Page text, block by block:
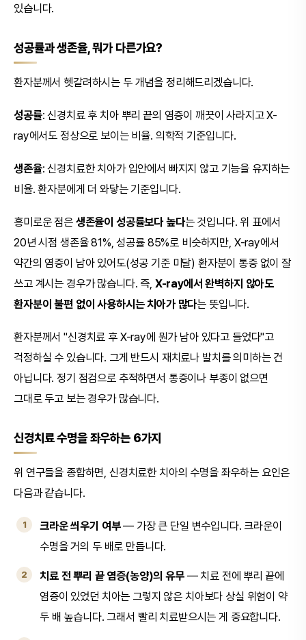
있습니다.
성공률과 생존율, 뭐가 다른가요?
환자분께서 헷갈려하시는 두 개념을 정리해드리겠습니다.
성공률: 신경치료 후 치아 뿌리 끝의 염증이 깨끗이 사라지고 X-
ray에서도 정상으로 보이는 비율. 의학적 기준입니다.
생존율: 신경치료한 치아가 입안에서 빠지지 않고 기능을 유지하는
비율. 환자분에게 더 와닿는 기준입니다.
흥미로운 점은 생존율이 성공률보다 높다는 것입니다. 위 표에서
20년 시점 생존율 81%, 성공률 85%로 비슷하지만, X-ray에서
약간의 염증이 남아 있어도(성공 기준 미달) 환자분이 통증 없이 잘
쓰고 계시는 경우가 많습니다. 즉, X-ray에서 완벽하지 않아도
환자분이 불편 없이 사용하시는 치아가 많다는 뜻입니다.
환자분께서 "신경치료 후 X-ray에 뭔가 남아 있다고 들었다"고
걱정하실 수 있습니다. 그게 반드시 재치료나 발치를 의미하는 건
아닙니다. 정기 점검으로 추적하면서 통증이나 부종이 없으면
그대로 두고 보는 경우가 많습니다.
신경치료 수명을 좌우하는 6가지
위 연구들을 종합하면, 신경치료한 치아의 수명을 좌우하는 요인은
다음과 같습니다.
크라운 씌우기 여부— 가장 큰 단일 변수입니다. 크라운이
수명을 거의 두 배로 만듭니다.
치료 전 뿌리 끝 염증(농양)의 유무— 치료 전에 뿌리 끝에
염증이 있었던 치아는 그렇지 않은 치아보다 상실 위험이 약
두 배 높습니다. 그래서 빨리 치료받으시는 게 중요합니다.